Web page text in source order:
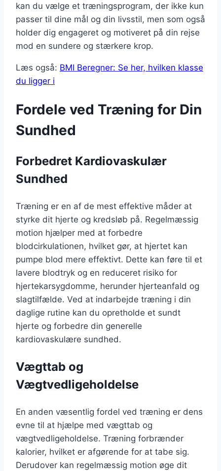
kan du vælge et træningsprogram, der ikke kun
passer til dine mål og din livsstil, men som også
holder dig engageret og motiveret på din rejse
mod en sundere og stærkere krop.
Læs også: BMI Beregner: Se her, hvilken klasse
du ligger i
Fordele ved Træning for Din
Sundhed
Forbedret Kardiovaskulær
Sundhed
Træning er en af de mest effektive måder at
styrke dit hjerte og kredsløb på. Regelmæssig
motion hjælper med at forbedre
blodcirkulationen, hvilket gør, at hjertet kan
pumpe blod mere effektivt. Dette kan føre til et
lavere blodtryk og en reduceret risiko for
hjertekarsygdomme, herunder hjerteanfald og
slagtilfælde. Ved at indarbejde træning i din
daglige rutine kan du opretholde et sundt
hjerte og forbedre din generelle
kardiovaskulære sundhed.
Vægttab og
Vægtvedligeholdelse
En anden væsentlig fordel ved træning er dens
evne til at hjælpe med vægttab og
vægtvedligeholdelse. Træning forbrænder
kalorier, hvilket er afgørende for at tabe sig.
Derudover kan regelmæssig motion øge dit